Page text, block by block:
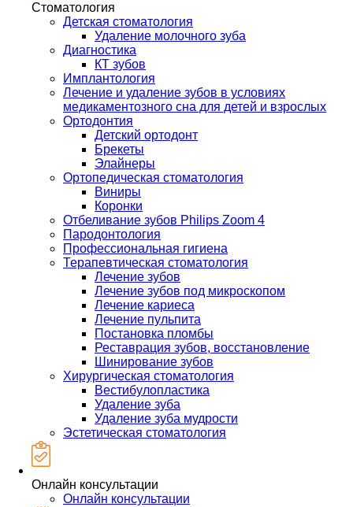
Стоматология
Детская стоматология
Удаление молочного зуба
Диагностика
КТ зубов
Имплантология
Лечение и удаление зубов в условиях
медикаментозного сна для детей и взрослых
Ортодонтия
Детский ортодонт
Брекеты
Элайнеры
Ортопедическая стоматология
Виниры
Коронки
Отбеливание зубов Philips Zoom 4
Пародонтология
Профессиональная гигиена
Терапевтическая стоматология
Лечение зубов
Лечение зубов под микроскопом
Лечение кариеса
Лечение пульпита
Постановка пломбы
Реставрация зубов, восстановление
Шинирование зубов
Хирургическая стоматология
Вестибулопластика
Удаление зуба
Удаление зуба мудрости
Эстетическая стоматология
Онлайн консультации
Онлайн консультации